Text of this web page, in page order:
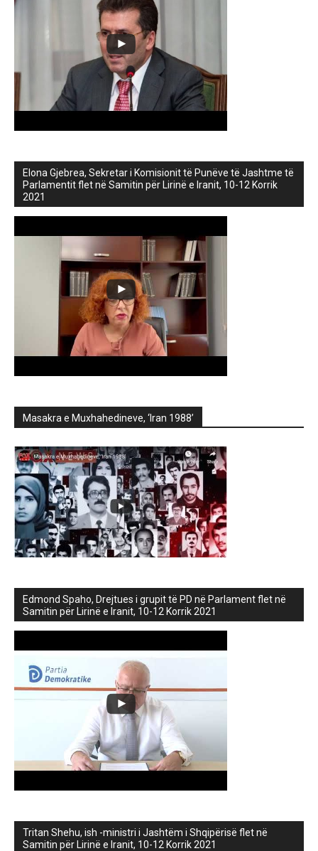
Elona Gjebrea, Sekretar i Komisionit të Punëve të Jashtme të
Parlamentit flet në Samitin për Lirinë e Iranit, 10-12 Korrik
2021
Masakra e Muxhahedineve, ‘Iran 1988’
Edmond Spaho, Drejtues i grupit të PD në Parlament flet në
Samitin për Lirinë e Iranit, 10-12 Korrik 2021
Tritan Shehu, ish -ministri i Jashtëm i Shqipërisë flet në
Samitin për Lirinë e Iranit, 10-12 Korrik 2021